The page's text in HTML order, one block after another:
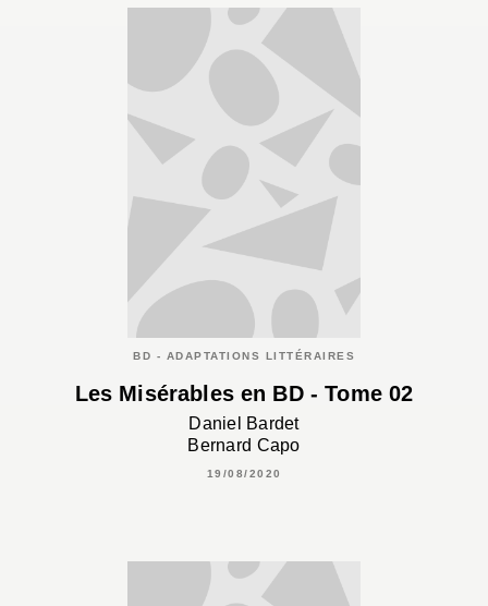
BD - ADAPTATIONS LITTÉRAIRES
Les Misérables en BD - Tome 02
Daniel Bardet
Bernard Capo
19/08/2020